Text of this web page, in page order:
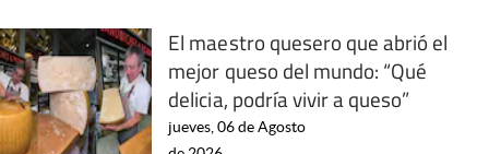
El maestro quesero que abrió el
mejor queso del mundo: “Qué
delicia, podría vivir a queso”
jueves, 06 de Agosto